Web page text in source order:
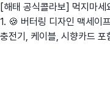
[해태 공식콜라보] 먹지마세
1. 🍪 버터링 디자인 맥세이
충전기, 케이블, 시향카드 포